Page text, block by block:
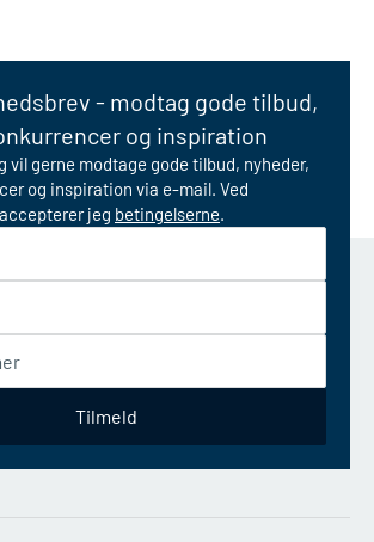
- modtag gode tilbud,
og inspiration
vil gerne modtage gode tilbud, nyheder,
og inspiration via e-mail. Ved
jeg betingelserne.
Tilmeld